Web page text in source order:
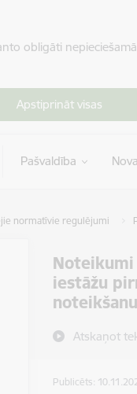
obligāti
Apstiprināt visas
Pašvaldība
normatīvie regulējumi
iestāžu
Atskaņot
Publicēts: